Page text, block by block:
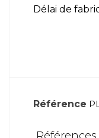
Délai de
Référence